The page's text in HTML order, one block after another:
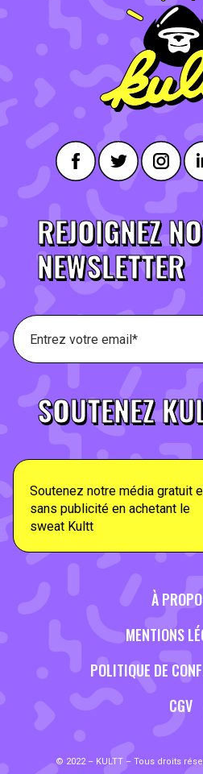
REJOIGNEZ
NEWSLETTER
SOUTENEZ
Soutenez notre média gratuit
sans publicité en achetant le
sweat Kultt
À
MENTIONS
POLITIQUE DE
CGV
© 2022 – KULTT – Tous droits